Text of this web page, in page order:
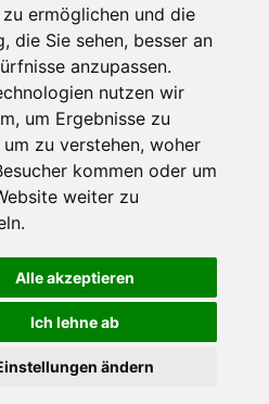
zu ermöglichen und die
die Sie sehen, besser an
anzupassen.
nutzen wir
um Ergebnisse zu
um zu verstehen, woher
kommen oder um
weiter zu
Alle akzeptieren
Ich lehne ab
ändern
in Uder wurde am
2026 aktualisiert.
und andere
hier die Möglichkeit, sich
Praxismarketing